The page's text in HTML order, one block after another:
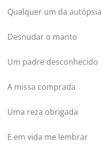
Qualquer um da autópsia
Desnudar o manto
Um padre desconhecido
A missa comprada
Uma reza obrigada
E em vida me lembrar